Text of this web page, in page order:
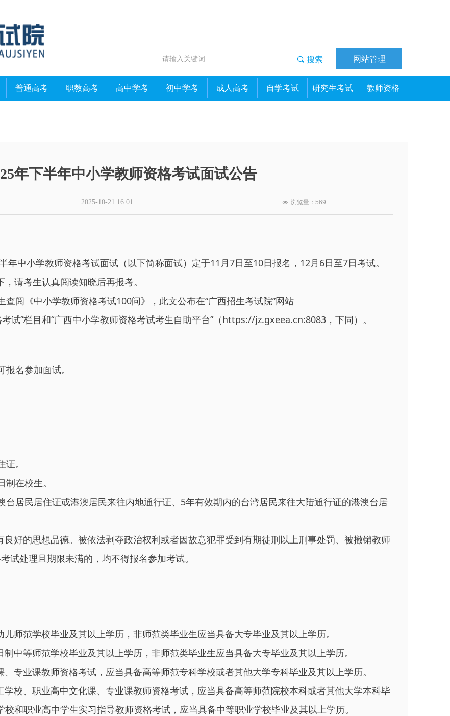
普通高考 职教高考 高中学考 初中学考 成人高考 自学考试 研究生考试 教师资格
끠 搜索 网站管理
年下半年中小学教师资格考试面试公告
2025-10-21 16:01
年中小学教师资格考试面试（以下简称面试）定于11月7日至10日报名，12月6日至7日考试。
请考生认真阅读知晓后再报考。
阅《中小学教师资格考试100问》，此文公布在“广西招生考试院”网站
试”栏目和“广西中小学教师资格考试考生自助平台”（https://jz.gxeea.cn:8083，下同）。
名参加面试。
。
在校生。
台居民居住证或港澳居民来往内地通行证、5年有效期内的台湾居民来往大陆通行证的港澳台居
好的思想品德。被依法剥夺政治权利或者因故意犯罪受到有期徒刑以上刑事处罚、被撤销教师
试处理且期限未满的，均不得报名参加考试。
师范学校毕业及其以上学历，非师范类毕业生应当具备大专毕业及其以上学历。
中等师范学校毕业及其以上学历，非师范类毕业生应当具备大专毕业及其以上学历。
专业课教师资格考试，应当具备高等师范专科学校或者其他大学专科毕业及其以上学历。
校、职业高中文化课、专业课教师资格考试，应当具备高等师范院校本科或者其他大学本科毕
和职业高中学生实习指导教师资格考试，应当具备中等职业学校毕业及其以上学历。
넶 浏览量： 569